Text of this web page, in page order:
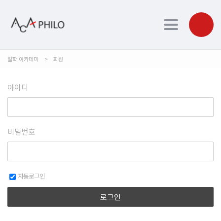
Toggle
철학 아카데미 > 회원
아이디
비밀번호
자동로그인
로그인